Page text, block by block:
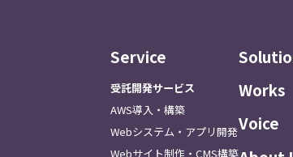
Service
受託開発サービス
AWS導入・構築
Webシステム・アプリ開発
Webサイト制作・CMS構築
Works
Voice